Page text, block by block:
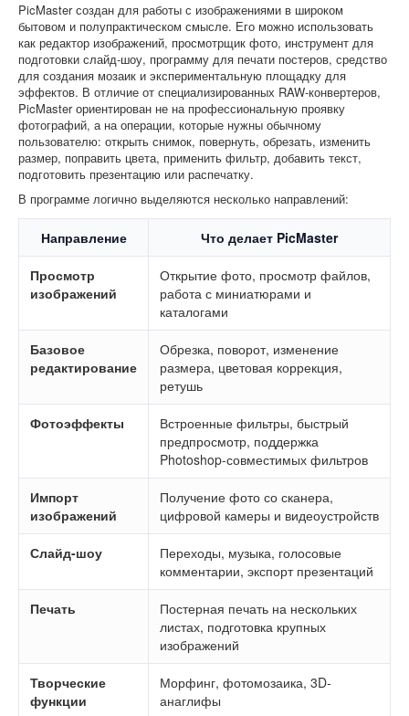
PicMaster создан для работы с изображениями в широком
бытовом и полупрактическом смысле. Его можно использовать
как редактор изображений, просмотрщик фото, инструмент для
подготовки слайд-шоу, программу для печати постеров, средство
для создания мозаик и экспериментальную площадку для
эффектов. В отличие от специализированных RAW-конвертеров,
PicMaster ориентирован не на профессиональную проявку
фотографий, а на операции, которые нужны обычному
пользователю: открыть снимок, повернуть, обрезать, изменить
размер, поправить цвета, применить фильтр, добавить текст,
подготовить презентацию или распечатку.
В программе логично выделяются несколько направлений:
Направление Что делает PicMaster
Просмотр
изображений
Открытие фото, просмотр файлов,
работа с миниатюрами и
каталогами
Базовое
редактирование
Обрезка, поворот, изменение
размера, цветовая коррекция,
ретушь
Фотоэффекты
Встроенные фильтры, быстрый
предпросмотр, поддержка
Photoshop-совместимых фильтров
Импорт
изображений
Получение фото со сканера,
цифровой камеры и видеоустройств
Слайд-шоу
Переходы, музыка, голосовые
комментарии, экспорт презентаций
Печать
Постерная печать на нескольких
листах, подготовка крупных
изображений
Творческие
функции
Морфинг, фотомозаика, 3D-
анаглифы